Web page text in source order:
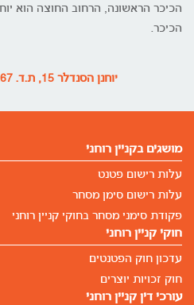
הכיכר הראשונה, הרחוב החוצה הוא
הכיכר.
יוחנן הסנדלר 15, ת.ד. 25267, חיפה 31251
מושגים בקניין רוחני
עלות רישום פטנט
עלות רישום סימן מסחר
פקודת סימני מסחר בחוקי קניין רוחני
חוקי קניין רוחני
עדכון חוק הפטנטים
חוק זכויות יוצרים
עורכי דין קניין רוחני